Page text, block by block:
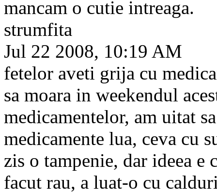
mancam o cutie intreaga.
strumfita
Jul 22 2008, 10:19 AM
fetelor aveti grija cu
sa moara in weekendul
medicamentelor, am uitat
medicamente lua, ceva cu
zis o tampenie, dar ideea e
facut rau, a luat-o cu